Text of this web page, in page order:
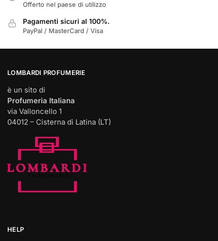
Offerto nel paese di utilizzo
Pagamenti sicuri al 100%.
PayPal / MasterCard / Visa
LOMBARDI PROFUMERIE
è un sito di
Profumeria Italiana
via Valloncello 1
04012 – Cisterna di Latina (LT)
HELP